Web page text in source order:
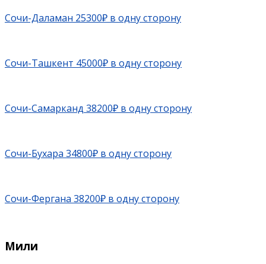
Сочи-Даламан 25300₽ в одну сторону
Сочи-Ташкент 45000₽ в одну сторону
Сочи-Самарканд 38200₽ в одну сторону
Сочи-Бухара 34800₽ в одну сторону
Сочи-Фергана 38200₽ в одну сторону
Мили